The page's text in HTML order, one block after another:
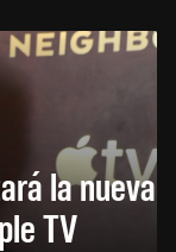
la nueva
TV